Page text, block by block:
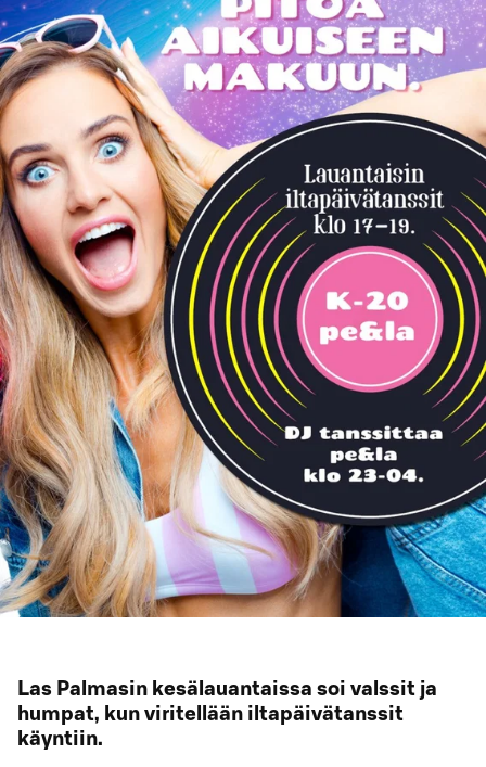
Las Palmasin kesälauantaissa soi valssit ja
humpat, kun viritellään iltapäivätanssit
käyntiin.